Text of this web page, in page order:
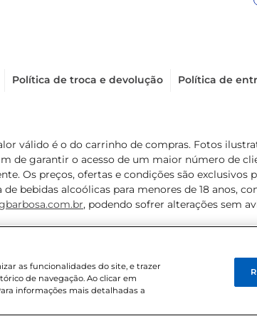
Política de troca e devolução Política de
válido é o do carrinho de compras. Fotos
de garantir o acesso de um maior número de
Os preços, ofertas e condições são exclusivos
bebidas alcoólicas para menores de 18 anos,
, podendo sofrer alterações sem
as funcionalidades do site, e trazer
de navegação. Ao clicar em
informações mais detalhadas a